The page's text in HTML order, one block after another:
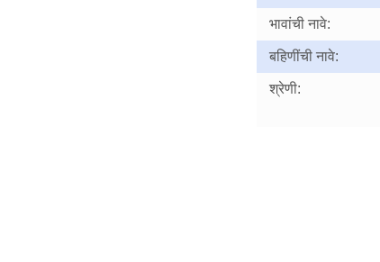
भावांची नावे:
बहिणींची नावे:
श्रेणी: